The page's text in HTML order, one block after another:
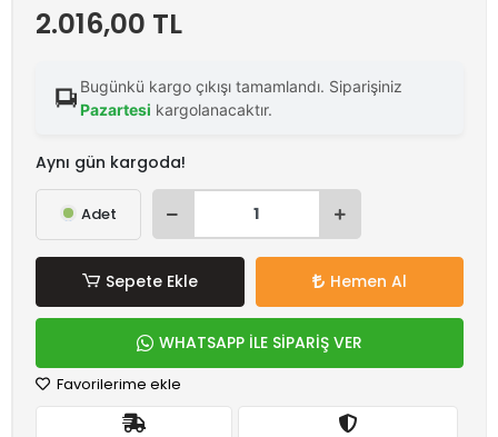
2.016,00 TL
Bugünkü kargo çıkışı tamamlandı. Siparişiniz
Pazartesi kargolanacaktır.
Aynı gün kargoda!
Adet
Sepete Ekle Hemen Al
WHATSAPP İLE SİPARİŞ VER
Favorilerime ekle